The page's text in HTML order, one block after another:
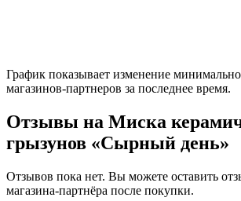
График показывает изменение
магазинов-партнеров за последнее время.
Отзывы на Миска
грызунов «Сырный день»
Отзывов пока нет. Вы можете оставить
магазина-партнёра после покупки.